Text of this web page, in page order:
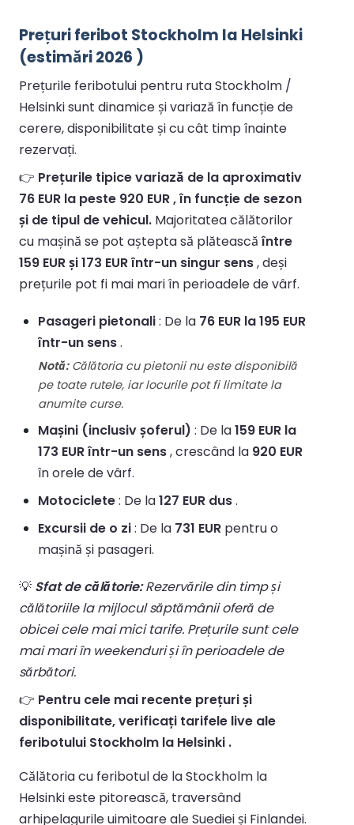
Prețuri feribot Stockholm la Helsinki
(estimări 2026 )
Prețurile feribotului pentru ruta Stockholm /
Helsinki sunt dinamice și variază în funcție de
cerere, disponibilitate și cu cât timp înainte
rezervați.
👉 Prețurile tipice variază de la aproximativ
76 EUR la peste 920 EUR , în funcție de sezon
și de tipul de vehicul. Majoritatea călătorilor
cu mașină se pot aștepta să plătească între
159 EUR și 173 EUR într-un singur sens, deși
prețurile pot fi mai mari în perioadele de vârf.
Pasageri pietonali: De la 76 EUR la 195 EUR
într-un sens.
Notă:Călătoria cu pietonii nu este disponibilă
pe toate rutele, iar locurile pot fi limitate la
anumite curse.
Mașini (inclusiv șoferul) : De la159 EUR la
173 EUR într-un sens, crescând la 920 EUR
în orele de vârf.
Motociclete: De la127 EUR dus.
Excursii de o zi: De la 731 EUR pentru o
mașină și pasageri.
💡 Sfat de călătorie:Rezervările din timp și
călătoriile la mijlocul săptămânii oferă de
obicei cele mai mici tarife. Prețurile sunt cele
mai mari în weekenduri și în perioadele de
sărbători.
👉 Pentru cele mai recente prețuri și
disponibilitate, verificați tarifele live ale
feribotului Stockholm la Helsinki .
Călătoria cu feribotul de la Stockholm la
Helsinki este pitorească, traversând
arhipelagurile uimitoare ale Suediei și Finlandei.